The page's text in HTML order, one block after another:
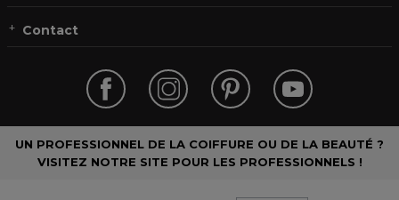
Contact
UN PROFESSIONNEL DE LA COIFFURE OU DE LA BEAUTÉ ?
VISITEZ NOTRE SITE POUR LES PROFESSIONNELS !